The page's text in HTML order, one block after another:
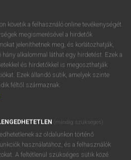
követik a felhasználó online tevékenységét.
megismerésével a hirdetők
jeleníthetnek meg, és korlátozhatják,
hány alkalommal láthat egy hirdetést. Ezek a
és hirdetőkkel is megoszthatják
Ezek állandó sütik, amelyek szinte
féltől származnak.
(mindig szükséges)
az oldalunkon történő
használatához, és a felhasználók
A feltétlenül szükséges sütik közé